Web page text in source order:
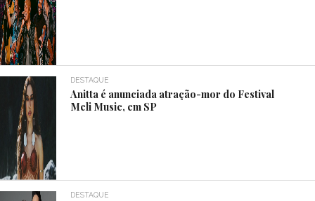
DESTAQUE
Anitta é anunciada atração-mor do Festival
Meli Music, em SP
DESTAQUE